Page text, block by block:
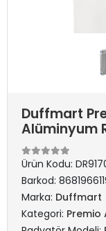
Duffmart
Alüminyum
Ürün Kodu:
Barkod:
Marka: Duffmart
Kategori: Premio